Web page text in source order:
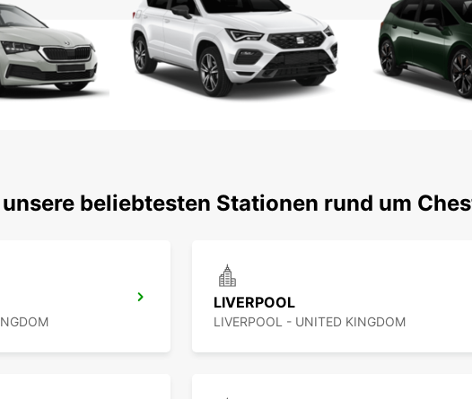
beliebtesten Stationen rund um
LIVERPOOL
LIVERPOOL - UNITED KINGDOM